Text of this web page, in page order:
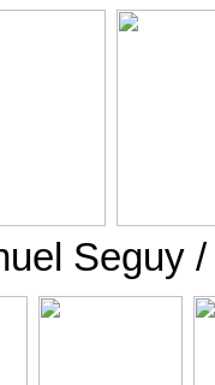
Seguy